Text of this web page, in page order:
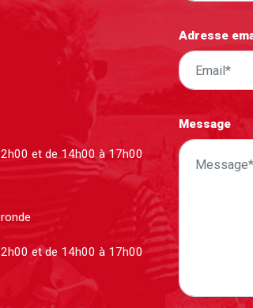
et de 14h00 à 17h00
et de 14h00 à 17h00
Adresse
Message